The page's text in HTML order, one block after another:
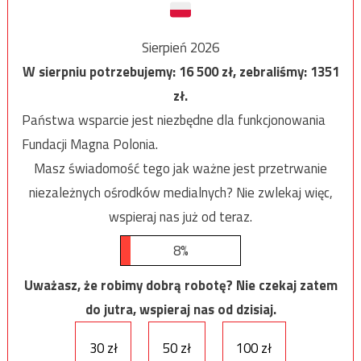
Sierpień 2026
W sierpniu potrzebujemy:16 500zł, zebraliśmy:1351
zł.
Państwa wsparcie jest niezbędne dla funkcjonowania
Fundacji Magna Polonia.
Masz świadomość tego jak ważne jest przetrwanie
niezależnych ośrodków medialnych? Nie zwlekaj więc,
wspieraj nas już od teraz.
8%
Uważasz, że robimy dobrą robotę? Nie czekaj zatem
do jutra, wspieraj nas od dzisiaj.
30 zł
50 zł 100 zł